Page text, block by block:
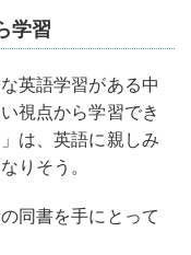
学習
英語学習がある中
視点から学習でき
は、英語に親しみ
りそう。
同書を手にとって